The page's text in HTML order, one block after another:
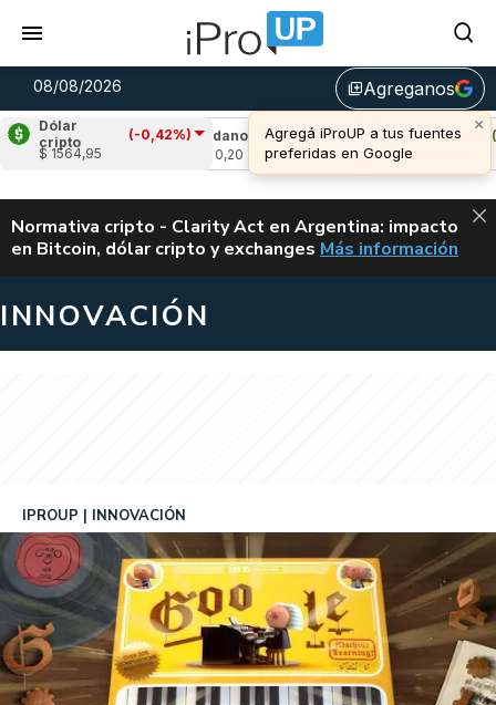
08/08/2026 library_addAgreganos
×
Agregá iProUP a tus fuentes
preferidas en Google
Dólar
cripto
(-0,42%)
$ 1564,95
Cardano
(1,03%)
u$s 0,20
Avalanche
u$s 6,54
ALERTA
Normativa cripto - Clarity Act en Argentina: impacto
en Bitcoin, dólar cripto y exchanges CLARITY ACT EN
Más información
INNOVACIÓN
IPROUP INNOVACIÓN